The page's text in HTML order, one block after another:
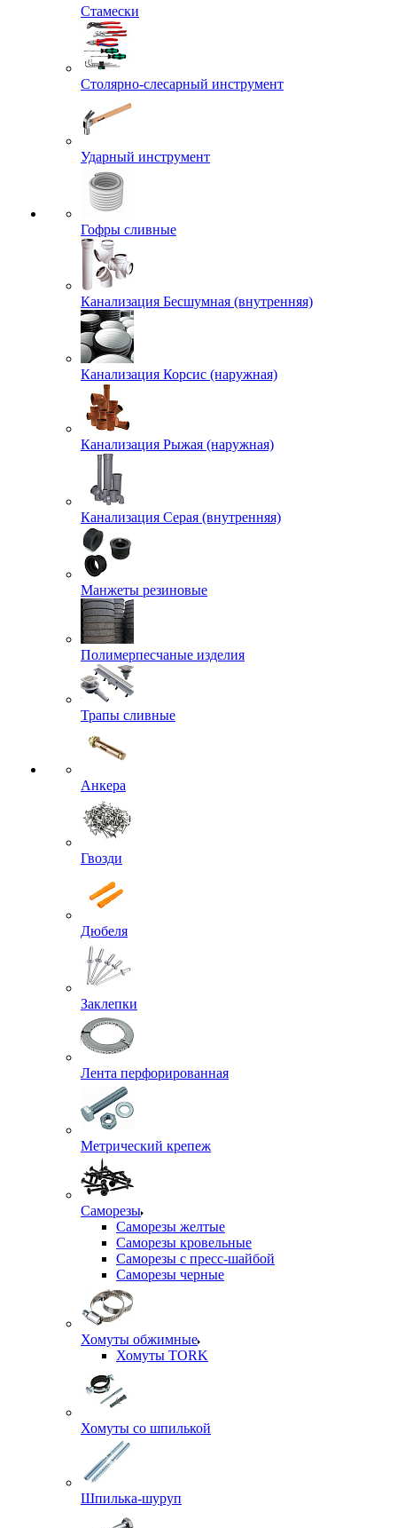
Стамески
Столярно-слесарный инструмент
Ударный инструмент
Гофры сливные
Канализация Бесшумная (внутренняя)
Канализация Корсис (наружная)
Канализация Рыжая (наружная)
Канализация Серая (внутренняя)
Манжеты резиновые
Полимерпесчаные изделия
Трапы сливные
Анкера
Гвозди
Дюбеля
Заклепки
Лента перфорированная
Метрический крепеж
Саморезы
Саморезы желтые
Саморезы кровельные
Саморезы с пресс-шайбой
Саморезы черные
Хомуты обжимные
Хомуты TORK
Хомуты со шпилькой
Шпилька-шуруп